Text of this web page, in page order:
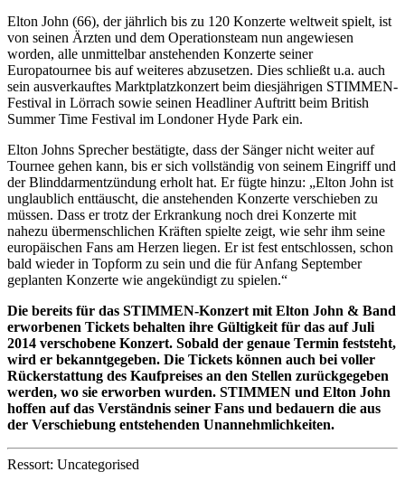
Elton John (66), der jährlich bis zu 120 Konzerte weltweit spielt, ist
von seinen Ärzten und dem Operationsteam nun angewiesen
worden, alle unmittelbar anstehenden Konzerte seiner
Europatournee bis auf weiteres abzusetzen. Dies schließt u.a. auch
sein ausverkauftes Marktplatzkonzert beim diesjährigen STIMMEN-
Festival in Lörrach sowie seinen Headliner Auftritt beim British
Summer Time Festival im Londoner Hyde Park ein.
Elton Johns Sprecher bestätigte, dass der Sänger nicht weiter auf
Tournee gehen kann, bis er sich vollständig von seinem Eingriff und
der Blinddarmentzündung erholt hat. Er fügte hinzu: „Elton John ist
unglaublich enttäuscht, die anstehenden Konzerte verschieben zu
müssen. Dass er trotz der Erkrankung noch drei Konzerte mit
nahezu übermenschlichen Kräften spielte zeigt, wie sehr ihm seine
europäischen Fans am Herzen liegen. Er ist fest entschlossen, schon
bald wieder in Topform zu sein und die für Anfang September
geplanten Konzerte wie angekündigt zu spielen.“
Die bereits für das STIMMEN-Konzert mit Elton John & Band
erworbenen Tickets behalten ihre Gültigkeit für das auf Juli
2014 verschobene Konzert. Sobald der genaue Termin feststeht,
wird er bekanntgegeben. Die Tickets können auch bei voller
Rückerstattung des Kaufpreises an den Stellen zurückgegeben
werden, wo sie erworben wurden. STIMMEN und Elton John
hoffen auf das Verständnis seiner Fans und bedauern die aus
der Verschiebung entstehenden Unannehmlichkeiten.
Ressort: Uncategorised